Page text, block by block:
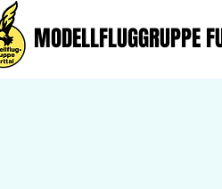
MODELLFLUGGRUPPE